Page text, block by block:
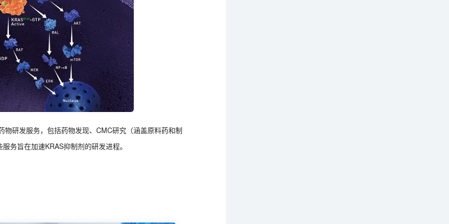
研发服务，包括药物发现、CMC研究（涵盖原料药和制
务旨在加速KRAS抑制剂的研发进程。